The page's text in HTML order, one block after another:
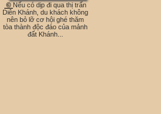
© Nếu có dịp đi qua thị trấn
Diên Khánh, du khách không
nên bỏ lỡ cơ hội ghé thăm
tòa thành độc đáo của mảnh
đất Khánh...